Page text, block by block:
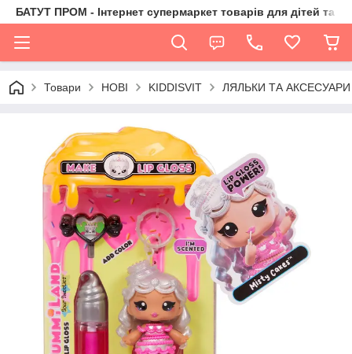
БАТУТ ПРОМ - Інтернет супермаркет товарів для дітей та їх
Товари НОВІ KIDDISVIT ЛЯЛЬКИ ТА АКСЕСУАРИ